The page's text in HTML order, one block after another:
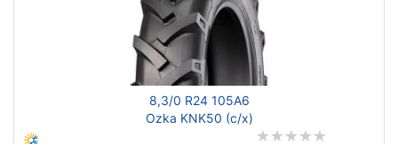
8,3/0 R24 105A6
Ozka KNK50 (с/х)